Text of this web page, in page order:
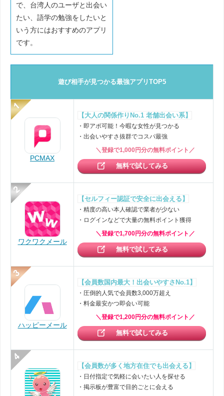
で、台湾人のユーザと出会い
たい、語学の勉強をしたいと
いう方にはおすすめのアプリ
です。
遊び相手が見つかる最強アプリTOP5
PCMAX
【大人の関係作りNo.1 老舗出会い系】
・即アポ可能！今暇な女性が見つかる
・出会いやすさ抜群でコスパ最強
＼登録で1,000円分の無料ポイント／
無料で試してみる
ワクワクメール
【セルフィー認証で安全に出会える】
・精度の高い本人確認で業者が少ない
・ログインなどで大量の無料ポイント獲得
＼登録で1,700円分の無料ポイント／
無料で試してみる
ハッピーメール
【会員数国内最大！出会いやすさNo.1】
・圧倒的人気で会員数3,000万超え
・料金最安かつ即会い可能
＼登録で1,200円分の無料ポイント／
無料で試してみる
【会員数が多く地方在住でも出会える】
・日付指定で気軽に会いたい人を探せる
・掲示板が豊富で目的ごとに会える